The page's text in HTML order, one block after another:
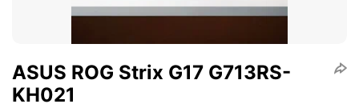
ASUS ROG Strix G17 G713RS-
KH021